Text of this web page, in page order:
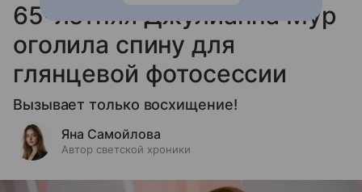
65-летняя Джулианна Мур
оголила спину для
глянцевой фотосессии
Вызывает только восхищение!
Яна Самойлова
Автор светской хроники